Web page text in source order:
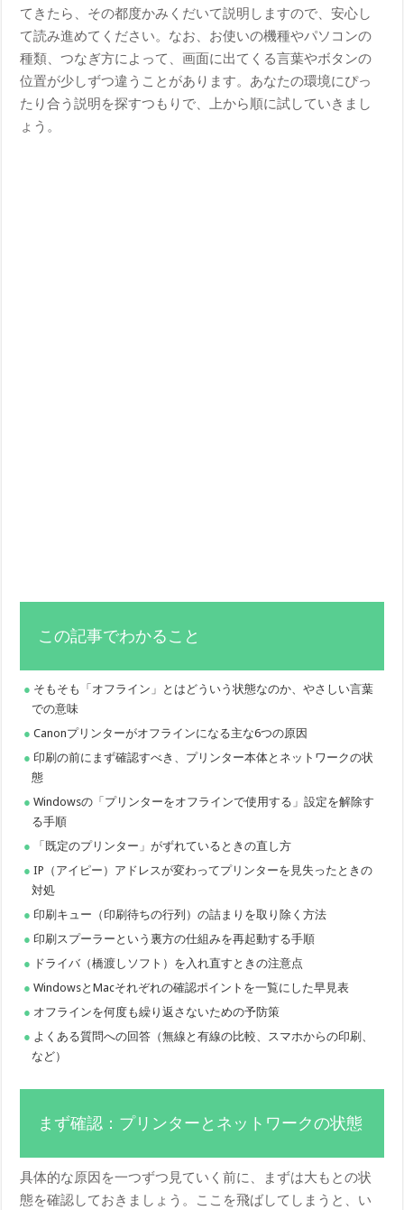
てきたら、その都度かみくだいて説明しますので、安心し
て読み進めてください。なお、お使いの機種やパソコンの
種類、つなぎ方によって、画面に出てくる言葉やボタンの
位置が少しずつ違うことがあります。あなたの環境にぴっ
たり合う説明を探すつもりで、上から順に試していきまし
ょう。
この記事でわかること
そもそも「オフライン」とはどういう状態なのか、やさしい言葉
での意味
Canonプリンターがオフラインになる主な6つの原因
印刷の前にまず確認すべき、プリンター本体とネットワークの状
態
Windowsの「プリンターをオフラインで使用する」設定を解除す
る手順
「既定のプリンター」がずれているときの直し方
IP（アイピー）アドレスが変わってプリンターを見失ったときの
対処
印刷キュー（印刷待ちの行列）の詰まりを取り除く方法
印刷スプーラーという裏方の仕組みを再起動する手順
ドライバ（橋渡しソフト）を入れ直すときの注意点
WindowsとMacそれぞれの確認ポイントを一覧にした早見表
オフラインを何度も繰り返さないための予防策
よくある質問への回答（無線と有線の比較、スマホからの印刷、
など）
まず確認：プリンターとネットワークの状態
具体的な原因を一つずつ見ていく前に、まずは大もとの状
態を確認しておきましょう。ここを飛ばしてしまうと、い